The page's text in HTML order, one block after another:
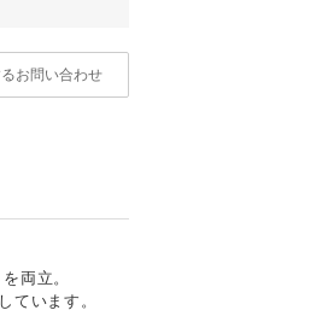
お問い合わせ
両立。
ています。